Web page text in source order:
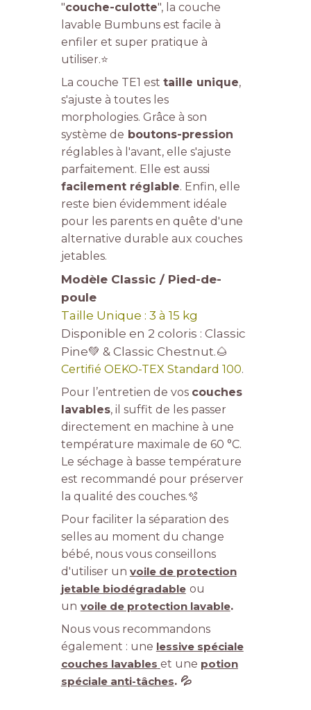
"couche-culotte", la couche
lavable Bumbuns est facile à
enfiler et super pratique à
utiliser.⭐
La couche TE1 est taille unique,
s'ajuste à toutes les
morphologies. Grâce à son
système de boutons-pression
réglables à l'avant, elle s'ajuste
parfaitement. Elle est aussi
facilement réglable. Enfin, elle
reste bien évidemment idéale
pour les parents en quête d'une
alternative durable aux couches
jetables.
Modèle Classic / Pied-de-
poule
Taille Unique : 3 à 15 kg
Disponible en 2 coloris : Classic
Pine💚 & Classic Chestnut.🌰
Certifié OEKO-TEX Standard 100.
Pour l’entretien de vos couches
lavables, il suffit de les passer
directement en machine à une
température maximale de 60 °C.
Le séchage à basse température
est recommandé pour préserver
la qualité des couches.🫧
Pour faciliter la séparation des
selles au moment du change
bébé, nous vous conseillons
d'utiliser un voile de protection
jetable biodégradable ou
un voile de protection lavable.
Nous vous recommandons
également : une lessive spéciale
couches lavables et une potion
spéciale anti-tâches. 💦